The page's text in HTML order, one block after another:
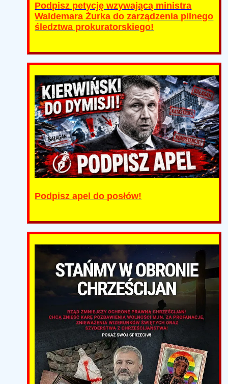
Podpisz petycję wzywającą ministra
Waldemara Żurka do zarządzenia pilnego
śledztwa prokuratorskiego!
Podpisz apel do posłów!